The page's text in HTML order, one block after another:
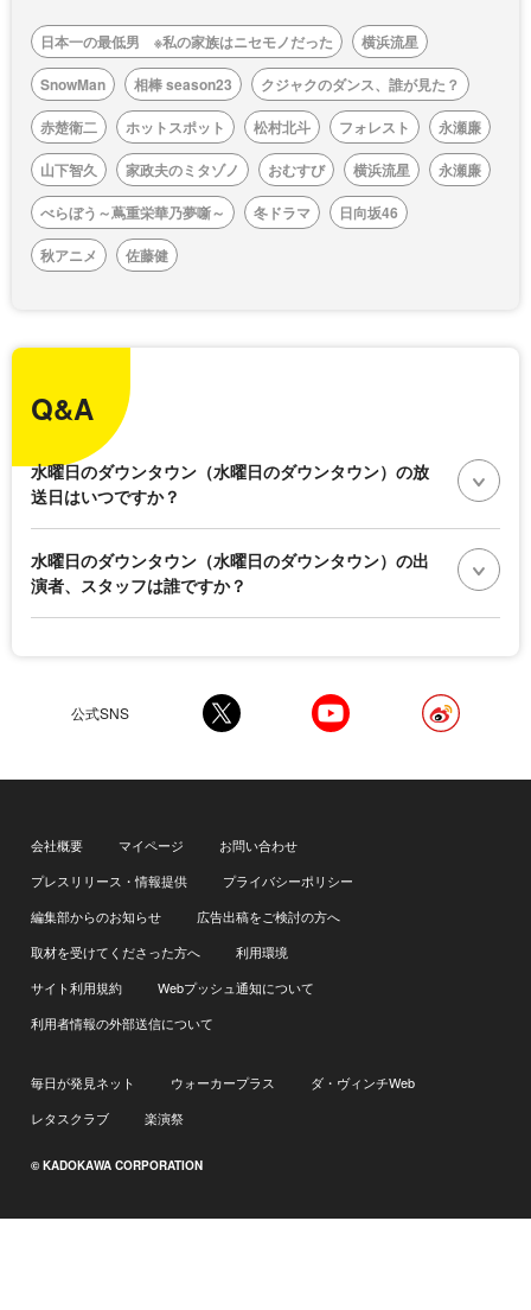
日本一の最低男 ※私の家族はニセモノだった
横浜流星
SnowMan
相棒 season23
クジャクのダンス、誰が見た？
赤楚衛二
ホットスポット 松村北斗 フォレスト
永瀬廉
山下智久
家政夫のミタゾノ おむすび 横浜流星
永瀬廉
べらぼう～蔦重栄華乃夢噺～
冬ドラマ
日向坂46
秋アニメ
佐藤健
Q&A
水曜日のダウンタウン（水曜日のダウンタウン）の放
送日はいつですか？
水曜日のダウンタウン（水曜日のダウンタウン）の出
演者、スタッフは誰ですか？
公式SNS
会社概要 マイページ
お問い合わせ
プレスリリース・情報提供
プライバシーポリシー
編集部からのお知らせ
広告出稿をご検討の方へ
取材を受けてくださった方へ
利用環境
サイト利用規約
Webプッシュ通知について
利用者情報の外部送信について
毎日が発見ネット ウォーカープラス
ダ・ヴィンチWeb
レタスクラブ
楽演祭
© KADOKAWA CORPORATION